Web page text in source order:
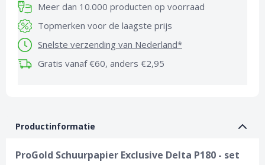
Meer dan 10.000 producten op voorraad
Topmerken voor de laagste prijs
Snelste verzending van Nederland*
Gratis vanaf €60, anders €2,95
Productinformatie
ProGold Schuurpapier Exclusive Delta P180 - set